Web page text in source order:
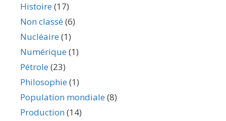
Histoire(17)
Non classé(6)
Nucléaire(1)
Numérique(1)
Pétrole(23)
Philosophie(1)
Population mondiale(8)
Production(14)